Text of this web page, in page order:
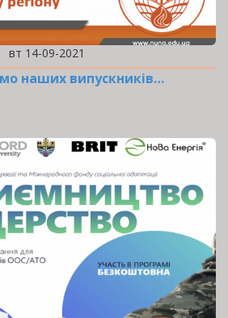
вт 14-09-2021
наших випускників…